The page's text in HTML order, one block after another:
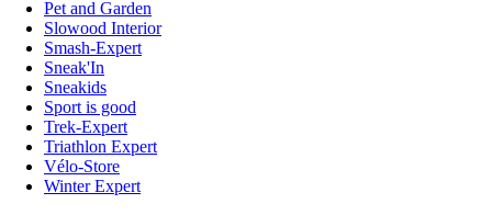
Pet and Garden
Slowood Interior
Smash-Expert
Sneak'In
Sneakids
Sport is good
Trek-Expert
Triathlon Expert
Vélo-Store
Winter Expert